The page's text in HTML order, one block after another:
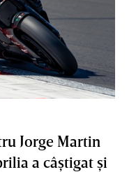
Jorge Martin
a câştigat şi